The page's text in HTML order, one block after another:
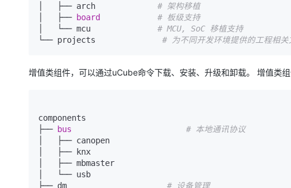
│   ├── arch # 架构移植
│   ├── board
# 板级支持
│   └── mcu # MCU, SoC 移植支持
└── projects # 为不同开发环境提供的工程相关
增值类组件，可以通过uCube命令下载、安装、升级和卸载。 增值类
components
├── bus
# 本地通讯协议
│   ├── canopen
│   ├── knx
│   ├── mbmaster
│   └── usb
├── dm # 设备管理